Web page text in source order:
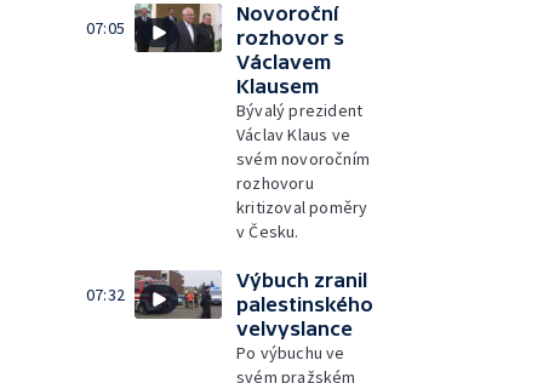
07:05
Novoroční
rozhovor s
Václavem
Klausem
Bývalý prezident
Václav Klaus ve
svém novoročním
rozhovoru
kritizoval poměry
v Česku.
07:32
Výbuch zranil
palestinského
velvyslance
Po výbuchu ve
svém pražském